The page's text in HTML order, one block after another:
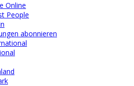
Online
People
abonnieren